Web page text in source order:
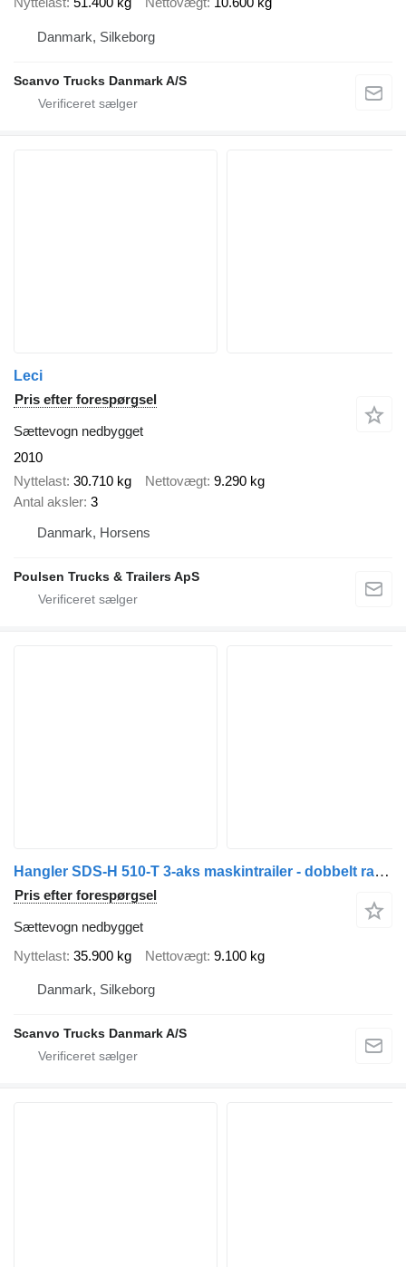
Danmark, Silkeborg
Scanvo Trucks Danmark A/S
Leci
Pris efter forespørgsel
Sættevogn nedbygget
2010
Nyttelast 30.710 kg Nettovægt 9.290 kg
Antal aksler 3
Danmark, Horsens
Poulsen Trucks & Trailers ApS
Hangler SDS-H 510-T 3-aks maskintrailer - dobbelt ramper
Pris efter forespørgsel
Sættevogn nedbygget
Nyttelast 35.900 kg Nettovægt 9.100 kg
Danmark, Silkeborg
Scanvo Trucks Danmark A/S